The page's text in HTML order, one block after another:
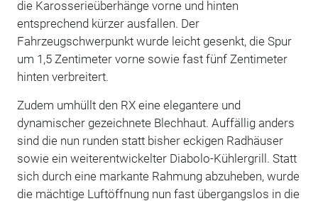
die Karosserieüberhänge vorne und hinten
entsprechend kürzer ausfallen. Der
Fahrzeugschwerpunkt wurde leicht gesenkt, die Spur
um 1,5 Zentimeter vorne sowie fast fünf Zentimeter
hinten verbreitert.
Zudem umhüllt den RX eine elegantere und
dynamischer gezeichnete Blechhaut. Auffällig anders
sind die nun runden statt bisher eckigen Radhäuser
sowie ein weiterentwickelter Diabolo-Kühlergrill. Statt
sich durch eine markante Rahmung abzuheben, wurde
die mächtige Luftöffnung nun fast übergangslos in die